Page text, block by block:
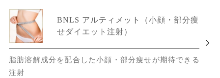
BNLS アルティメット（小顔・部分痩
せダイエット注射）
脂肪溶解成分を配合した小顔・部分痩せが期待できる
注射